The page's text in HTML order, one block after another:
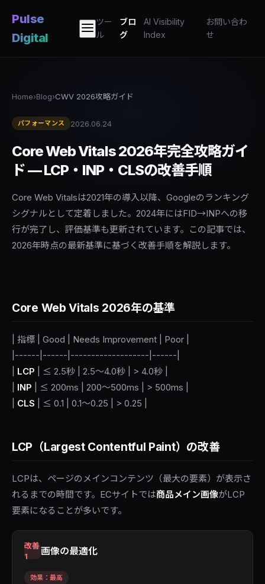
Pulse
Digital
ツー
ル
ブロ
グ
AI Visibility
Index
お問い合わ
せ
Home›Blog›CWV 2026攻略ガイド
パフォーマンス 2026.06.24
Core Web Vitals 2026年完全攻略ガイ
ド — LCP・INP・CLSの改善手順
Core Web Vitalsは2021年の導入以降、Googleのランキング
シグナルとして定着しました。2024年にはFID→INPへの移
行が完了し、評価基準も更新されています。この記事では、
2026年時点の最新基準に基づく改善手順を解説します。
Core Web Vitals 2026年の基準
| 指標 | Good | Needs Improvement | Poor |
|------|------|-------------------|------|
LCP | ≤ 2.5秒 | 2.5〜4.0秒 | > 4.0秒 |
INP | ≤ 200ms | 200〜500ms | > 500ms |
CLS | ≤ 0.1 | 0.1〜0.25 | > 0.25 |
LCP（Largest Contentful Paint）の改善
LCPは、ページのメインコンテンツ（最大の要素）が表示さ
れるまでの時間です。ECサイトでは商品メイン画像がLCP
要素になることが多いです。
改善
1
画像の最適化
効果：最高